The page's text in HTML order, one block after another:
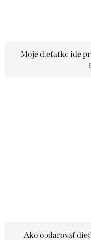
Moje dieťatko ide
Ako obdarovať